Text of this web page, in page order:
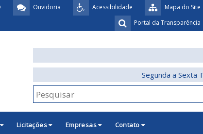
Mapa do Site
Acessibilidade
Ouvidoria
Portal da Transparência
Segunda a
Licitações Empresas Contato